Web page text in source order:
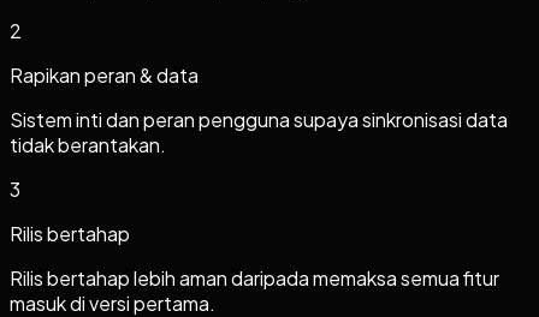
2
Rapikan peran & data
Sistem inti dan peran pengguna supaya sinkronisasi data
tidak berantakan.
3
Rilis bertahap
Rilis bertahap lebih aman daripada memaksa semua fitur
masuk di versi pertama.